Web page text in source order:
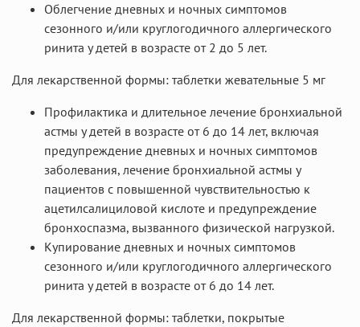
Облегчение дневных и ночных симптомов
сезонного и/или круглогодичного аллергического
ринита у детей в возрасте от 2 до 5 лет.
Для лекарственной формы: таблетки жевательные 5 мг
Профилактика и длительное лечение бронхиальной
астмы у детей в возрасте от 6 до 14 лет, включая
предупреждение дневных и ночных симптомов
заболевания, лечение бронхиальной астмы у
пациентов с повышенной чувствительностью к
ацетилсалициловой кислоте и предупреждение
бронхоспазма, вызванного физической нагрузкой.
Купирование дневных и ночных симптомов
сезонного и/или круглогодичного аллергического
ринита у детей в возрасте от 6 до 14 лет.
Для лекарственной формы: таблетки, покрытые